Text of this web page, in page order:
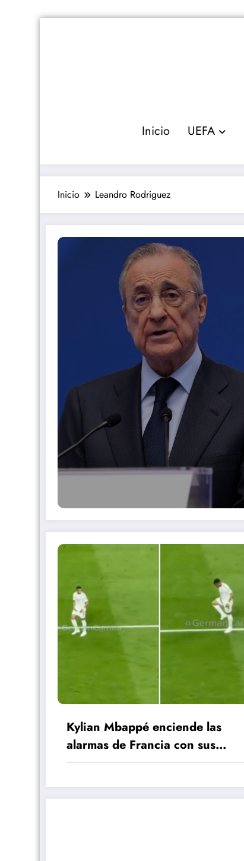
Inicio UEFA
Inicio Leandro Rodriguez
Kylian Mbappé enciende las
alarmas de Francia con sus
gestos vs. Athletic